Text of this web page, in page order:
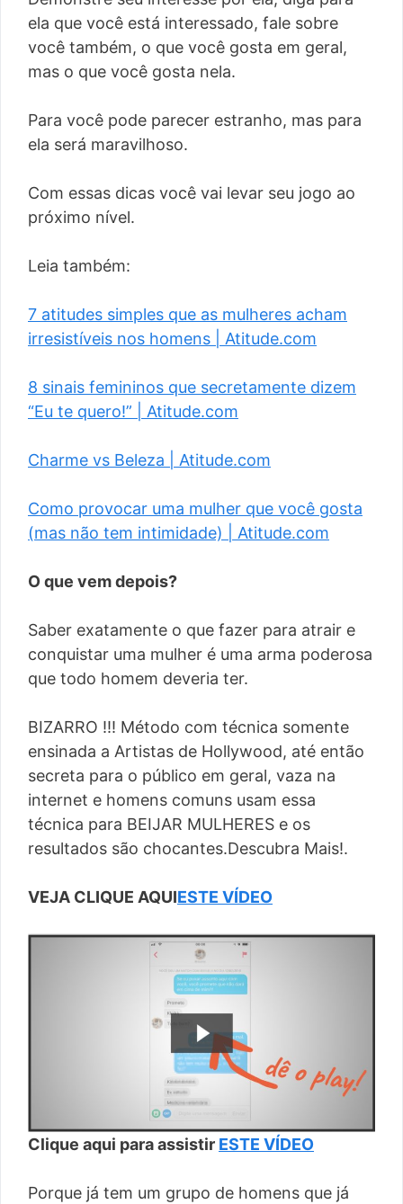
ela que você está interessado, fale sobre
você também, o que você gosta em geral,
mas o que você gosta nela.
Para você pode parecer estranho, mas para
ela será maravilhoso.
Com essas dicas você vai levar seu jogo ao
próximo nível.
Leia também:
7 atitudes simples que as mulheres acham
irresistíveis nos homens | Atitude.com
8 sinais femininos que secretamente dizem
“Eu te quero!” | Atitude.com
Charme vs Beleza | Atitude.com
Como provocar uma mulher que você gosta
(mas não tem intimidade) | Atitude.com
O que vem depois?
Saber exatamente o que fazer para atrair e
conquistar uma mulher é uma arma poderosa
que todo homem deveria ter.
BIZARRO !!! Método com técnica somente
ensinada a Artistas de Hollywood, até então
secreta para o público em geral, vaza na
internet e homens comuns usam essa
técnica para BEIJAR MULHERES e os
resultados são chocantes.Descubra Mais!.
VEJA CLIQUE AQUIESTE VÍDEO
Clique aqui para assistir ESTE VÍDEO
Porque já tem um grupo de homens que já